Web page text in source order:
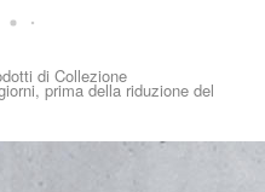
di Collezione
prima della riduzione del